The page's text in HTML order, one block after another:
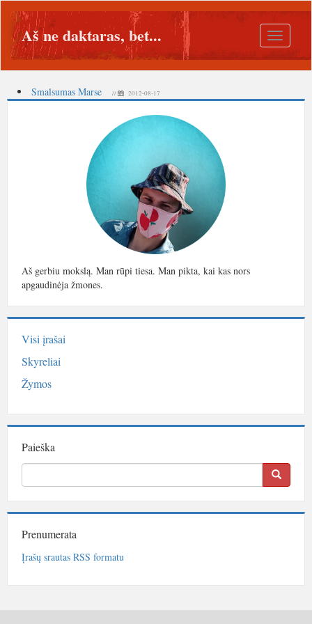
Toggle
Aš ne daktaras, bet...
Smalsumas Marse // 2012-08-17
Aš gerbiu mokslą. Man rūpi tiesa. Man pikta, kai kas nors
apgaudinėja žmones.
Visi įrašai
Skyreliai
Žymos
Paieška
Prenumerata
Įrašų srautas RSS formatu